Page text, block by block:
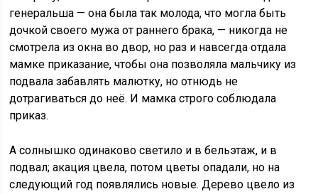
генеральша — она была так молода, что могла быть
дочкой своего мужа от раннего брака, — никогда не
смотрела из окна во двор, но раз и навсегда отдала
мамке приказание, чтобы она позволяла мальчику из
подвала забавлять малютку, но отнюдь не
дотрагиваться до неё. И мамка строго соблюдала
приказ.
А солнышко одинаково светило и в бельэтаж, и в
подвал; акация цвела, потом цветы опадали, но на
следующий год появлялись новые. Дерево цвело из